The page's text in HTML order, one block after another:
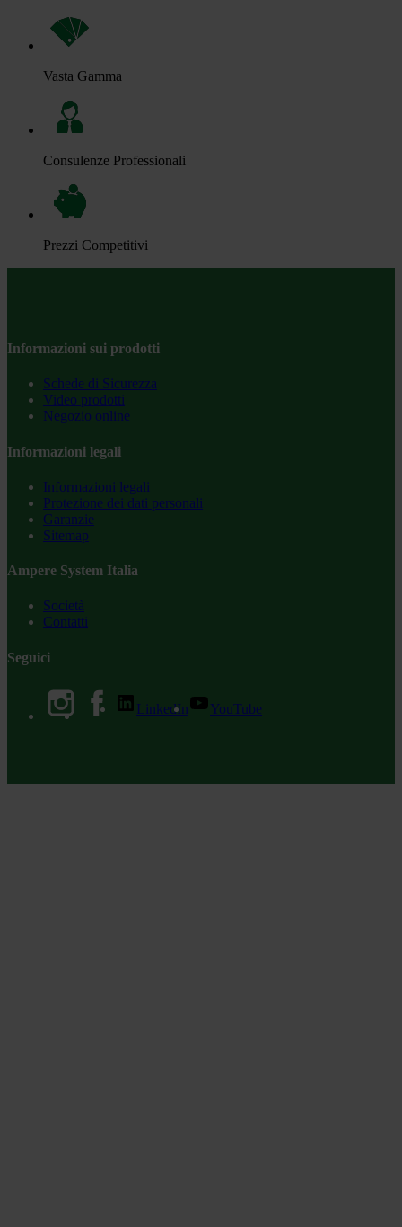
Vasta Gamma
Consulenze Professionali
Prezzi Competitivi
Informazioni sui prodotti
Schede di Sicurezza
Video prodotti
Negozio online
Informazioni legali
Informazioni legali
Protezione dei dati personali
Garanzie
Sitemap
Ampere System Italia
Società
Contatti
Seguici
LinkedIn YouTube